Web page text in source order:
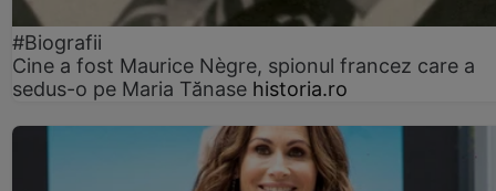
#Biografii
Cine a fost Maurice Nègre, spionul francez care a
sedus-o pe Maria Tănase historia.ro